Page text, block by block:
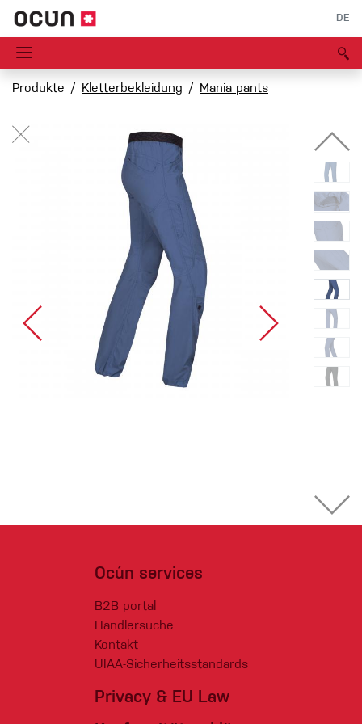
DE
Produkte Kletterbekleidung Mania pants
Ocún services
B2B portal
Händlersuche
Kontakt
UIAA-Sicherheitsstandards
Privacy & EU Law